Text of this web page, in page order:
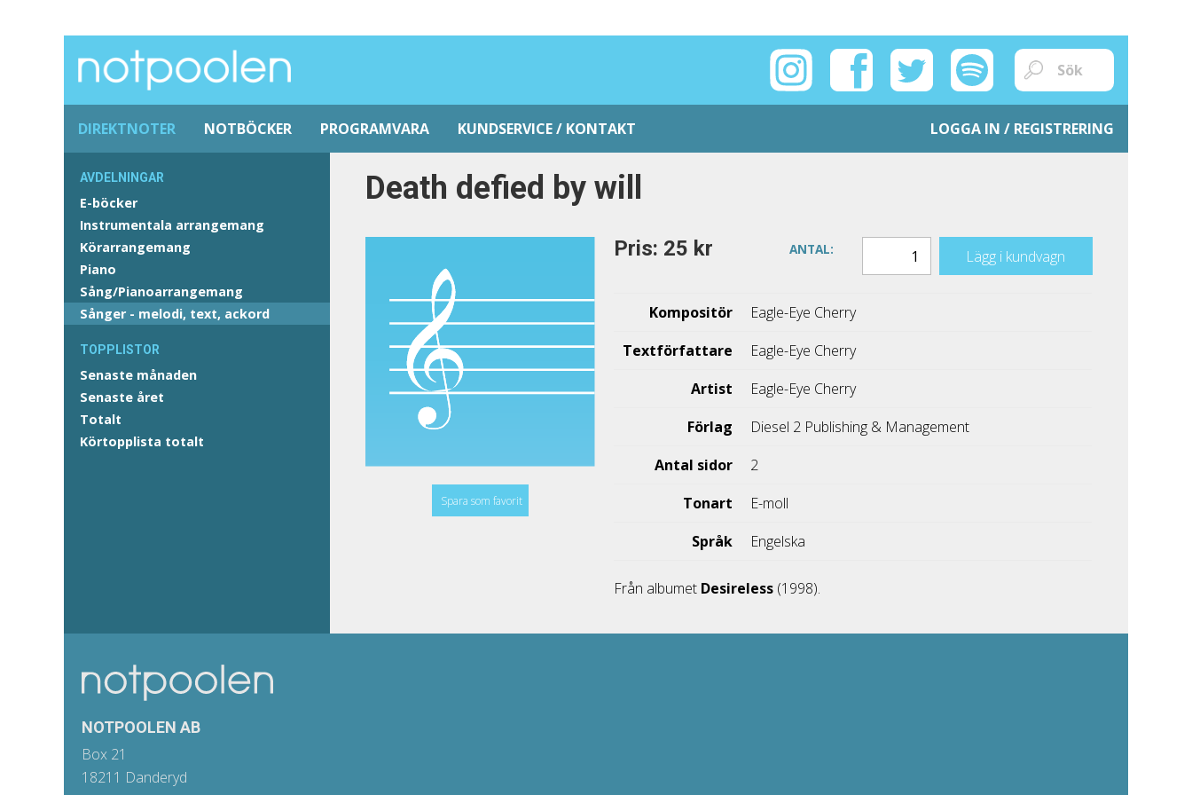
DIREKTNOTER NOTBÖCKER PROGRAMVARA KUNDSERVICE / KONTAKT LOGGA IN / REGISTRERING
AVDELNINGAR
E-böcker
Instrumentala arrangemang
Körarrangemang
Piano
Sång/Pianoarrangemang
Sånger - melodi, text, ackord
TOPPLISTOR
Senaste månaden
Senaste året
Totalt
Körtopplista totalt
Death defied by will
Spara som favorit
Pris: 25 kr ANTAL: Lägg i kundvagn
Kompositör
Eagle-Eye Cherry
Textförfattare
Eagle-Eye Cherry
Artist
Eagle-Eye Cherry
Förlag
Diesel 2 Publishing & Management
Antal sidor
2
Tonart
E-moll
Språk
Engelska
Från albumet Desireless (1998).
NOTPOOLEN AB
Box 21
18211 Danderyd